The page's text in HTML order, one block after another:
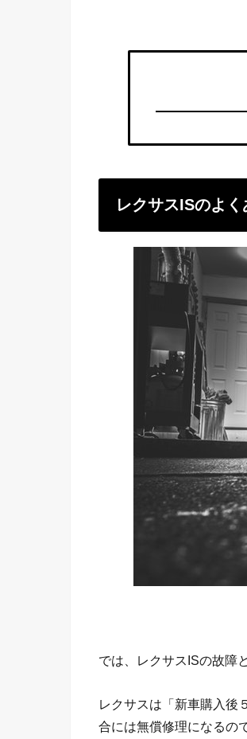
レクサスISのよ
では、レクサスISの故障
レクサスは「新車購入後
合には無償修理になるの